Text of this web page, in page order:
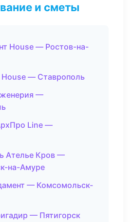
и сметы
House — Ростов-на-
— Ставрополь
—
Line —
Ателье Кров —
на-Амуре
— Комсомольск-
— Пятигорск